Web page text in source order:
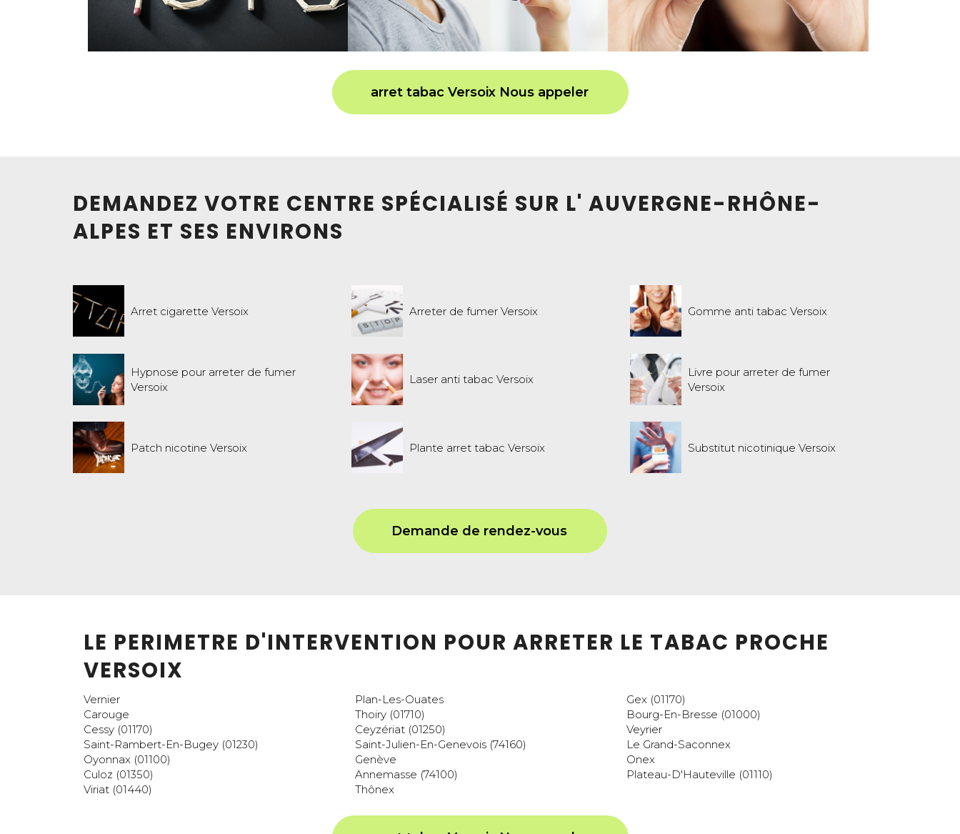
arret tabac Versoix Nous appeler
DEMANDEZ VOTRE CENTRE SPÉCIALISÉ SUR L' AUVERGNE-RHÔNE-
ALPES ET SES ENVIRONS
Arret cigarette Versoix Arreter de fumer Versoix Gomme anti tabac Versoix
Hypnose pour arreter de fumer
Versoix
Laser anti tabac Versoix
Livre pour arreter de fumer
Versoix
Patch nicotine Versoix Plante arret tabac Versoix Substitut nicotinique Versoix
Demande de rendez-vous
LE PERIMETRE D'INTERVENTION POUR ARRETER LE TABAC PROCHE
VERSOIX
Vernier Plan-Les-Ouates
Gex (01170)
Carouge
Thoiry (01710)
Bourg-En-Bresse (01000)
Cessy (01170)
Ceyzériat (01250)
Veyrier
Saint-Rambert-En-Bugey (01230)
Saint-Julien-En-Genevois (74160)
Le Grand-Saconnex
Oyonnax (01100)
Genève
Onex
Culoz (01350)
Annemasse (74100)
Plateau-D'Hauteville (01110)
Viriat (01440)
Thônex